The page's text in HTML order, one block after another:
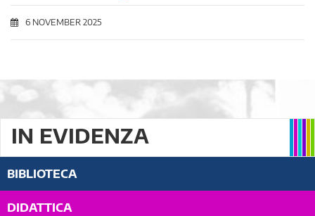
6 NOVEMBER 2025
IN EVIDENZA
BIBLIOTECA
DIDATTICA